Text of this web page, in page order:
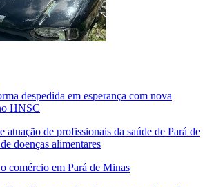
despedida em esperança com nova
HNSC
atuação de profissionais da saúde de Pará de
doenças alimentares
comércio em Pará de Minas